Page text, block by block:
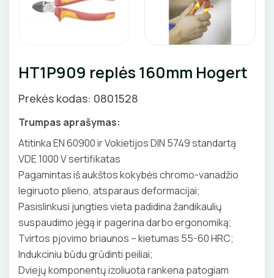
Pirties apšvietimas
Valdikliai, pulteliai
GNYBTAI
KABELIAI, LAIDAI
ILGIKLIAI/ KIŠTUKAI
IZOLIACINĖS JUOSTOS
SANDARIKLIAI
TERMO VAMZDELIAI, PIRŠTINĖS
TVIRTINIMO DETALĖS
GRINDINĖS DĖŽUTĖS
Priedai
SKAITIKLIAI
APSAUGA NUO VIRŠĮTAMPIŲ
VARIKLIO JUNGIKLIAI
MYGTUKAI
IŠMANŪS NAMAI
DŪMŲ DETEKTORIAI
SROVĖS TRANSFORMATORIAI
KIRPIMO ĮRANKIAI
IZOLIACIJOS NUĖMIMO ĮRANKIAI
MATAVIMO ĮRANKIAI
ĮRANKIŲ RINKINIAI
CHEMIJA
DAIKTADĖŽĖS
ŽIBINTUVĖLIAI
PRATRAUKIKLIAI
HT1P909 replės 160mm Hogert
Prekės kodas: 0801528
Trumpas aprašymas:
Atitinka EN 60900 ir Vokietijos DIN 5749 standartą
VDE 1000 V sertifikatas
Pagamintas iš aukštos kokybės chromo-vanadžio
legiruoto plieno, atsparaus deformacijai;
Pasislinkusi jungties vieta padidina žandikaulių
suspaudimo jėgą ir pagerina darbo ergonomiką;
Tvirtos pjovimo briaunos – kietumas 55-60 HRC;
Indukciniu būdu grūdinti peiliai;
Dviejų komponentų izoliuota rankena patogiam